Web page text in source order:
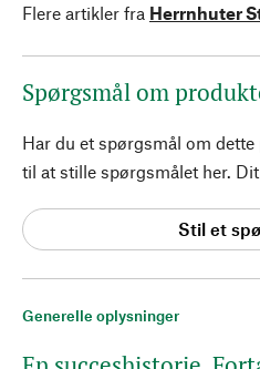
Generelle oplysninger
Flere artikler fra Herrnhuter
Spørgsmål om
Har du et spørgsmål om
til at stille spørgsmålet her.
Stil et